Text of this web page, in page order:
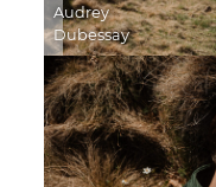
Audrey
Dubessay